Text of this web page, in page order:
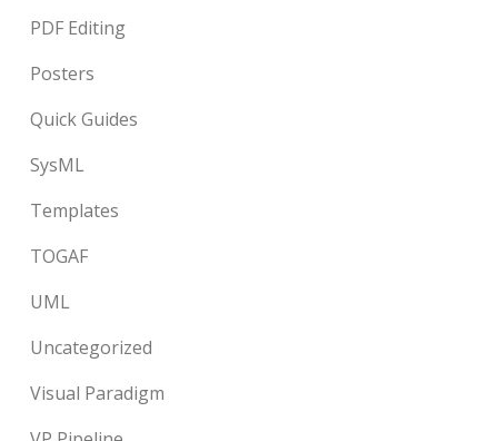
PDF Editing
Posters
Quick Guides
SysML
Templates
TOGAF
UML
Uncategorized
Visual Paradigm